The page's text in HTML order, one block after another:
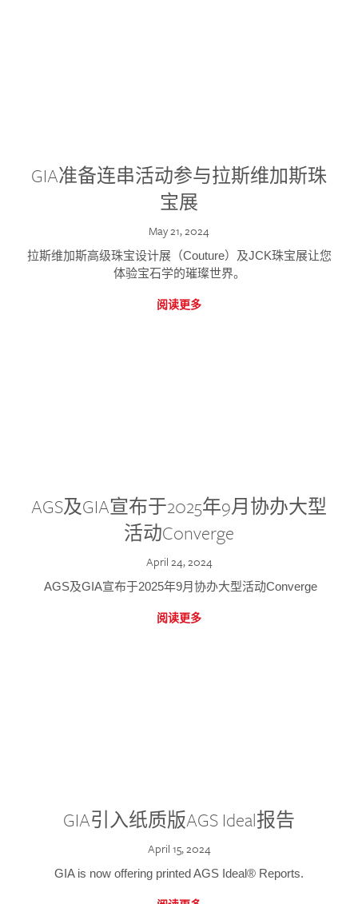
GIA准备连串活动参与拉斯维加斯珠
宝展
May 21, 2024
拉斯维加斯高级珠宝设计展（Couture）及JCK珠宝展让您
体验宝石学的璀璨世界。
阅读更多
AGS及GIA宣布于2025年9月协办大型
活动Converge
April 24, 2024
AGS及GIA宣布于2025年9月协办大型活动Converge
阅读更多
GIA引入纸质版AGS Ideal报告
April 15, 2024
GIA is now offering printed AGS Ideal® Reports.